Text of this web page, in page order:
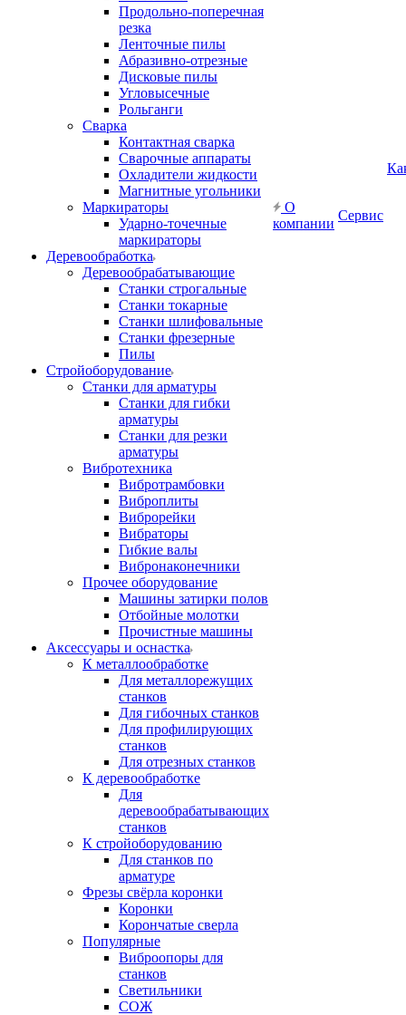
Продольно-поперечная
резка
Ленточные пилы
Абразивно-отрезные
Дисковые пилы
Угловысечные
Рольганги
Сварка
Контактная сварка
Сварочные аппараты
Охладители жидкости
Магнитные угольники
Маркираторы
Ударно-точечные
маркираторы
Деревообработка
Деревообрабатывающие
Станки строгальные
Станки токарные
Станки шлифовальные
Станки фрезерные
Пилы
Стройоборудование
Станки для арматуры
Станки для гибки
арматуры
Станки для резки
арматуры
Вибротехника
Вибротрамбовки
Виброплиты
Виброрейки
Вибраторы
Гибкие валы
Вибронаконечники
Прочее оборудование
Машины затирки полов
Отбойные молотки
Прочистные машины
Аксeccyapы и оснастка
К металлообработке
Для металлорежущих
станков
Для гибочных станков
Для профилирующих
станков
Для отрезных станков
К деревообработке
Для
деревообрабатывающих
станков
К стройоборудованию
Для станков по
арматуре
Фрезы свёрла коронки
Коронки
Корончатые сверла
Популярные
Виброопоры для
станков
Светильники
СОЖ
О
компании
Сервис